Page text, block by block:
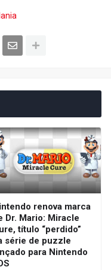
renova marca
Dr. Mario: Miracle
título “perdido”
série de puzzle
para Nintendo